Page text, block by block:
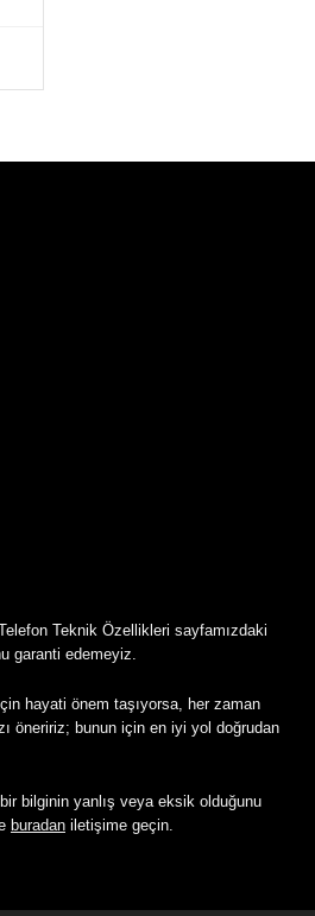
Teknik Özellikleri sayfamızdaki
garanti edemeyiz.
hayati önem taşıyorsa, her zaman
öneririz; bunun için en iyi yol doğrudan
bilginin yanlış veya eksik olduğunu
buradan iletişime geçin.